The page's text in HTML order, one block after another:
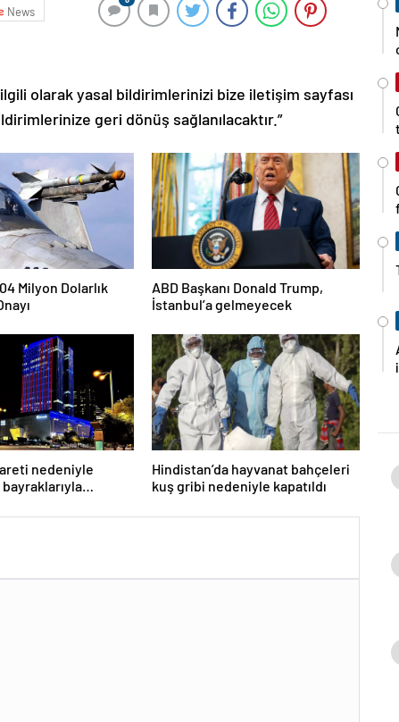
News
olarak yasal bildirimlerinizi bize iletişim sayfası
geri dönüş sağlanılacaktır.”
Milyon Dolarlık
ABD Başkanı Donald Trump,
İstanbul’a gelmeyecek
nedeniyle
bayraklarıyla
Hindistan’da hayvanat bahçeleri
kuş gribi nedeniyle kapatıldı